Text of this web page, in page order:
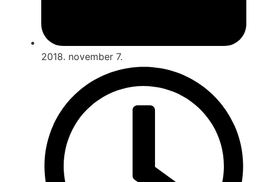
2018. november 7.